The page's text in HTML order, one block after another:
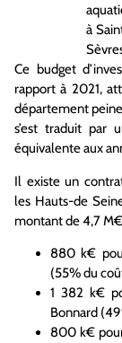
à
Ce budget
rapport à 2021,
département
s’est traduit par
équivalente aux
Il existe un
les Hauts-de
montant de 4,7
880 k€
(55% du
1 382 k€
Bonnard
800 k€